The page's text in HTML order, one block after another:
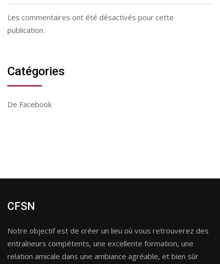
Les commentaires ont été désactivés pour cette
publication.
Catégories
De Facebook
CFSN
Notre objectif est de créer un lieu où vous retrouverez des
entraîneurs compétents, une excellente formation, une
relation amicale dans une ambiance agréable, et bien sûr